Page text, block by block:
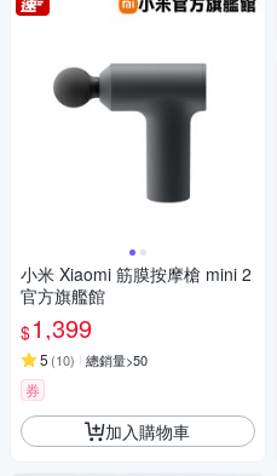
小米 Xiaomi 筋膜按摩槍 mini 2
官方旗艦館
$1,399
5 (10) 總銷量>50
券
加入購物車